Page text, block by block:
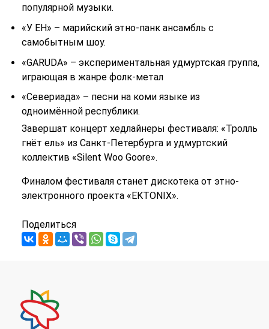
популярной музыки.
«У ЕН» – марийский этно-панк ансамбль с
самобытным шоу.
«GARUDA» – экспериментальная удмуртская группа,
играющая в жанре фолк-метал
«Севериада» – песни на коми языке из
одноимённой республики.
Завершат концерт хедлайнеры фестиваля: «Тролль
гнёт ель» из Санкт-Петербурга и удмуртский
коллектив «Silent Woo Goore».
Финалом фестиваля станет дискотека от этно-
электронного проекта «EKTONIX».
Поделиться